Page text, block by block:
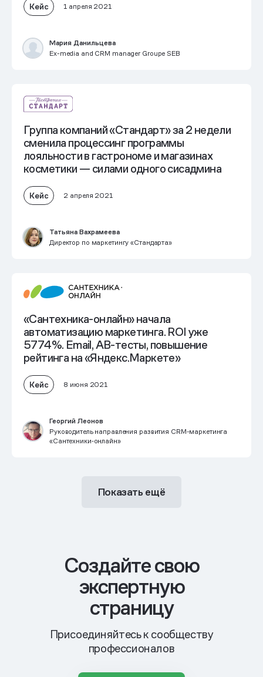
Кейс 1 апреля 2021
Мария Данильцева
Ex-media and CRM manager Groupe SEB
Группа компаний «Стандарт» за 2 недели
сменила процессинг программы
лояльности в гастрономе и магазинах
косметики — силами одного сисадмина
Кейс 2 апреля 2021
Татьяна Вахрамеева
Директор по маркетингу «Стандарта»
«Сантехника-онлайн» начала
автоматизацию маркетинга. ROI уже
5774%. Email, AB-тесты, повышение
рейтинга на «Яндекс.Маркете»
Кейс 8 июня 2021
Георгий Леонов
Руководитель направления развития CRM-маркетинга
«Сантехники‑онлайн»
Показать ещё
Cоздайте свою
экспертную
страницу
Присоединяйтесь к сообществу
профессионалов